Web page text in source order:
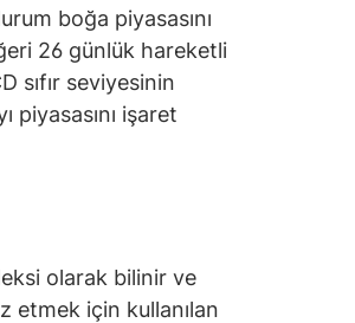
boğa piyasasını
26 günlük hareketli
sıfır seviyesinin
piyasasını işaret
olarak bilinir ve
etmek için kullanılan